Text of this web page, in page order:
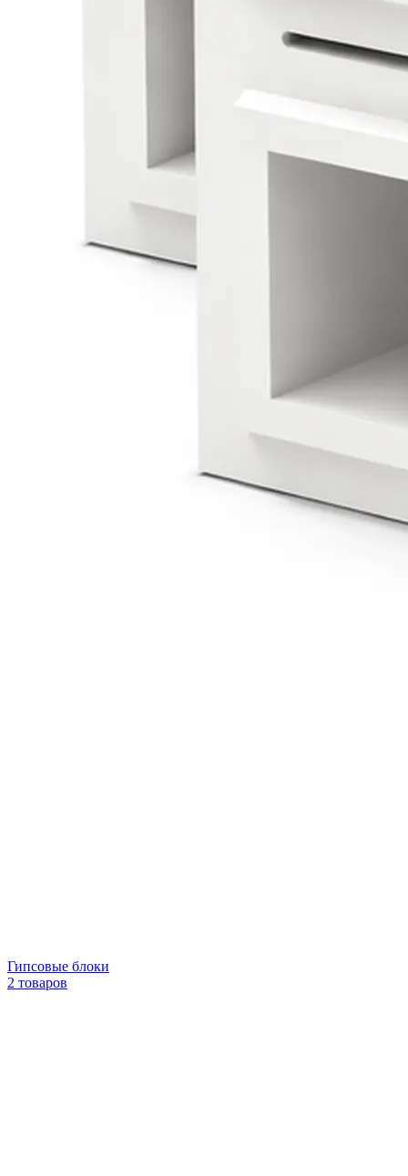
Гипсовые блоки
2 товаров